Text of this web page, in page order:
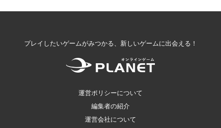
プレイしたいゲームがみつかる、新しいゲームに出会える！
運営ポリシーについて
編集者の紹介
運営会社について